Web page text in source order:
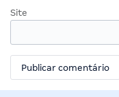
Site